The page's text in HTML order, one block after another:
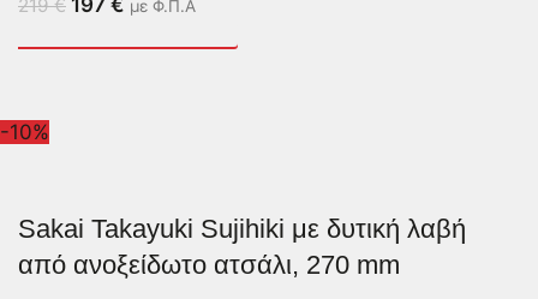
219€ με Φ.Π.Α
-10%
Sakai Takayuki Sujihiki με δυτική λαβή
από ανοξείδωτο ατσάλι, 270 mm